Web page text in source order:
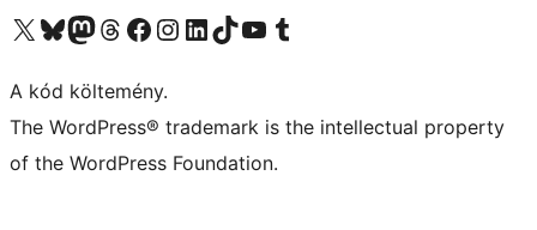
Visit our X (formerly Twitter) account
Visit our Bluesky account
Twitter csatornánk
Visit our Threads account
Facebook oldalunk megtekintése
Visit our Instagram account
Visit our LinkedIn account
Visit our TikTok account
Visit our YouTube channel
Visit our Tumblr account
A kód költemény.
The WordPress® trademark is the intellectual property
of the WordPress Foundation.